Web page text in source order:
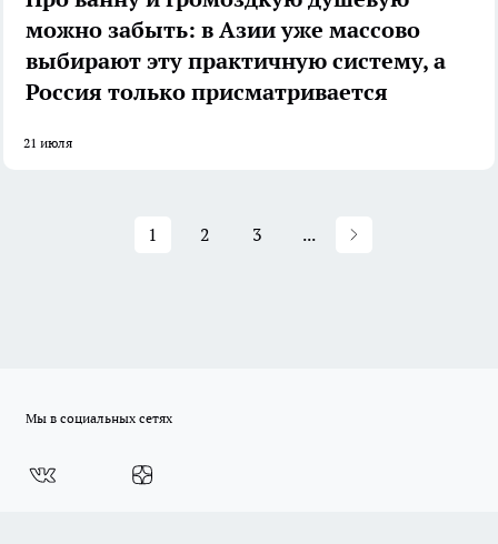
можно забыть: в Азии уже массово
выбирают эту практичную систему, а
Россия только присматривается
21 июля
1 2 3 ...
Мы в социальных сетях